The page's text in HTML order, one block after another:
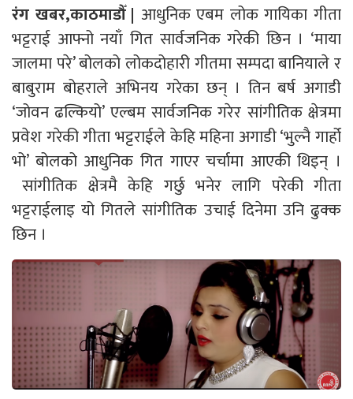
रंग खबर,काठमाडौँ | आधुनिक एबम लोक गायिका गीता
भट्टराई आफ्नो नयाँ गित सार्वजनिक गरेकी छिन । ‘माया
जालमा परे’ बोलको लोकदोहारी गीतमा सम्पदा बानियाले र
बाबुराम बोहराले अभिनय गरेका छन् । तिन बर्ष अगाडी
‘जोवन ढल्कियो’ एल्बम सार्वजनिक गरेर सांगीतिक क्षेत्रमा
प्रवेश गरेकी गीता भट्टराईले केहि महिना अगाडी ‘भुल्नै गार्हो
भो’ बोलको आधुनिक गित गाएर चर्चामा आएकी थिइन् ।
सांगीतिक क्षेत्रमै केहि गर्छु भनेर लागि परेकी गीता
भट्टराईलाइ यो गितले सांगीतिक उचाई दिनेमा उनि ढुक्क
छिन ।